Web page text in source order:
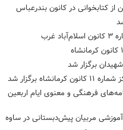
کتابخوانی در کانون بندرعباس
برگزار شد
برگزار شد
برنامه‌های فرهنگی و معنوی ایام اربعین
آموزشی مربیان پیش‌دبستانی در ساوه